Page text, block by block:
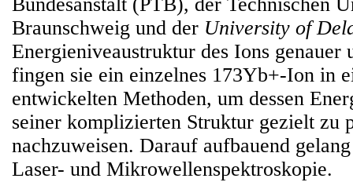
Braunschweig und der University of
Energieniveaustruktur des Ions genauer
fingen sie ein einzelnes 173Yb+-Ion in
entwickelten Methoden, um dessen
seiner komplizierten Struktur gezielt zu
nachzuweisen. Darauf aufbauend
Laser- und Mikrowellenspektroskopie.